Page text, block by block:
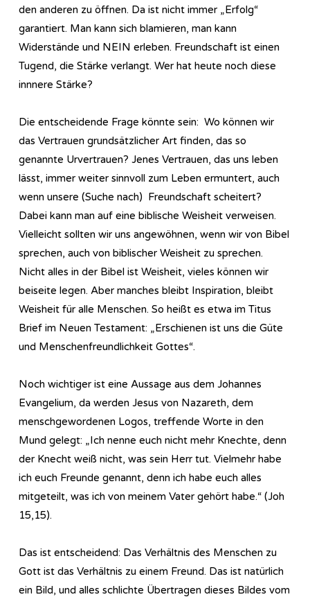
den anderen zu öffnen. Da ist nicht immer „Erfolg“
garantiert. Man kann sich blamieren, man kann
Widerstände und NEIN erleben. Freundschaft ist einen
Tugend, die Stärke verlangt. Wer hat heute noch diese
innnere Stärke?
Die entscheidende Frage könnte sein: Wo können wir
das Vertrauen grundsätzlicher Art finden, das so
genannte Urvertrauen? Jenes Vertrauen, das uns leben
lässt, immer weiter sinnvoll zum Leben ermuntert, auch
wenn unsere (Suche nach) Freundschaft scheitert?
Dabei kann man auf eine biblische Weisheit verweisen.
Vielleicht sollten wir uns angewöhnen, wenn wir von Bibel
sprechen, auch von biblischer Weisheit zu sprechen.
Nicht alles in der Bibel ist Weisheit, vieles können wir
beiseite legen. Aber manches bleibt Inspiration, bleibt
Weisheit für alle Menschen. So heißt es etwa im Titus
Brief im Neuen Testament: „Erschienen ist uns die Güte
und Menschenfreundlichkeit Gottes“.
Noch wichtiger ist eine Aussage aus dem Johannes
Evangelium, da werden Jesus von Nazareth, dem
menschgewordenen Logos, treffende Worte in den
Mund gelegt: „Ich nenne euch nicht mehr Knechte, denn
der Knecht weiß nicht, was sein Herr tut. Vielmehr habe
ich euch Freunde genannt, denn ich habe euch alles
mitgeteilt, was ich von meinem Vater gehört habe.“ (Joh
15,15).
Das ist entscheidend: Das Verhältnis des Menschen zu
Gott ist das Verhältnis zu einem Freund. Das ist natürlich
ein Bild, und alles schlichte Übertragen dieses Bildes vom